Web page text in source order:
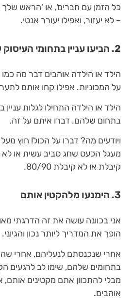
כל הזמן עם חברים', או 'הראש שלך
– לא יעזור, ואפילו יעורר אנטי.
2. הביעו עניין בתחומי העיסוק של ילדיכם
הילד או הילדה אוהבים דבר מה כמו
על המכוניות. אפילו קחו אותם
הילד או הילדה התחילו לגלות עניין
בתחום שלהם. דברו איתם על זה.
ויודעים מה? דברו על הכול! חוץ
מעגל הכעס שחג סביב עשית או לא
קיבלת או לא קיבלת 80/90.
3. הימנעו מלהקטין אותם
אני בכוונה עושה את זה הדרגתי
הופך את המדריך ליותר נכון והגיוני.
אחרי שנכנסתם לנעליהם, אחרי
בתחומים שלהם, שימו לב לרגעים
מבלי להתכוון אתם מקטינים
אוהבים.